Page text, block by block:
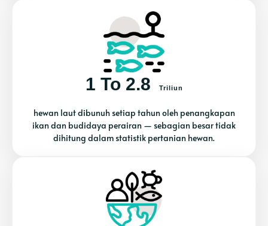
1 To 2.8 Triliun
hewan laut dibunuh setiap tahun oleh penangkapan
ikan dan budidaya perairan — sebagian besar tidak
dihitung dalam statistik pertanian hewan.